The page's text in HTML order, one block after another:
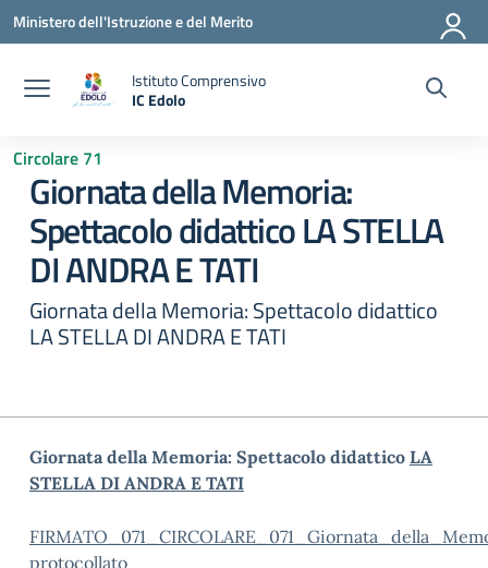
Vai ai contenuti
Vai al menu di navigazione
Vai al footer
Ministero dell'Istruzione e del Merito
Istituto Comprensivo
IC Edolo
Circolare 71
Giornata della Memoria:
Spettacolo didattico LA STELLA
DI ANDRA E TATI
Giornata della Memoria: Spettacolo didattico
LA STELLA DI ANDRA E TATI
Giornata della Memoria: Spettacolo didattico LA
STELLA DI ANDRA E TATI
protocollato